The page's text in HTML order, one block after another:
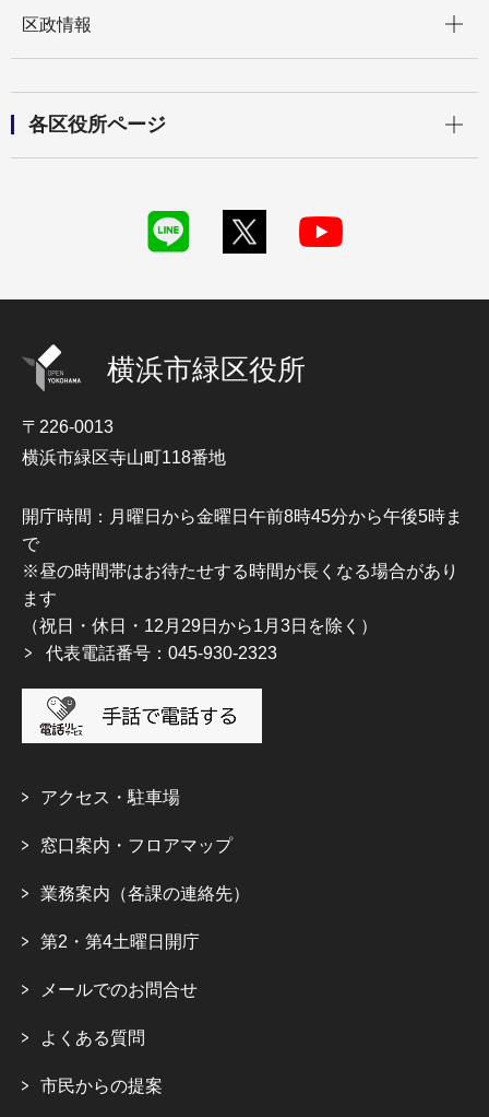
区政情報
各区役所ページ
横浜市緑区役所
〒226-0013
横浜市緑区寺山町118番地
開庁時間：月曜日から金曜日午前8時45分から午後5時ま
で
※昼の時間帯はお待たせする時間が長くなる場合があり
ます
（祝日・休日・12月29日から1月3日を除く）
代表電話番号：045-930-2323
アクセス・駐車場
窓口案内・フロアマップ
業務案内（各課の連絡先）
第2・第4土曜日開庁
メールでのお問合せ
よくある質問
市民からの提案